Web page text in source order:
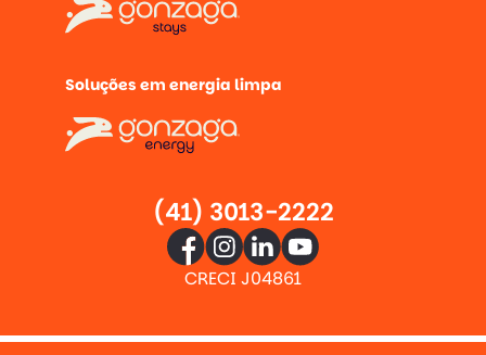
Soluções em energia limpa
(41) 3013-2222
CRECI J04861